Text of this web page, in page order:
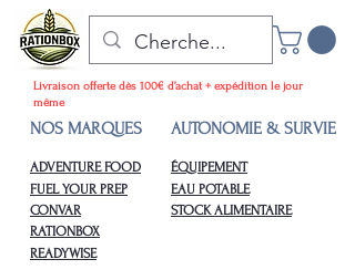
Livraison offerte dès 100€ d’achat + expédition le jour
même
NOS MARQUES
ADVENTURE FOOD
FUEL YOUR PREP
RATIONBOX
READYWISE
CONVAR
AUTONOMIE & SURVIE
ÉQUIPEMENT
EAU POTABLE
STOCK ALIMENTAIRE